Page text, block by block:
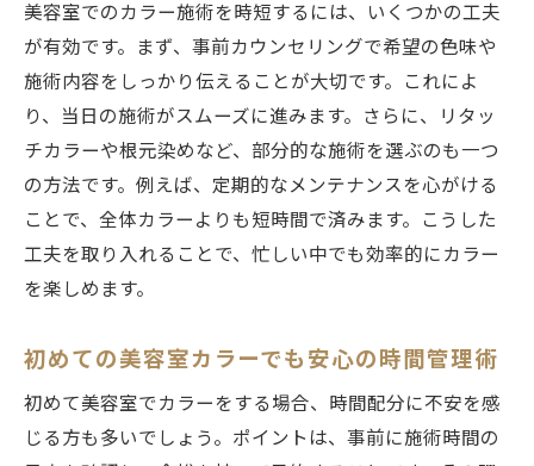
美容室でのカラー施術を時短するには、いくつかの工夫
が有効です。まず、事前カウンセリングで希望の色味や
施術内容をしっかり伝えることが大切です。これによ
り、当日の施術がスムーズに進みます。さらに、リタッ
チカラーや根元染めなど、部分的な施術を選ぶのも一つ
の方法です。例えば、定期的なメンテナンスを心がける
ことで、全体カラーよりも短時間で済みます。こうした
工夫を取り入れることで、忙しい中でも効率的にカラー
を楽しめます。
初めての美容室カラーでも安心の時間管理術
初めて美容室でカラーをする場合、時間配分に不安を感
じる方も多いでしょう。ポイントは、事前に施術時間の